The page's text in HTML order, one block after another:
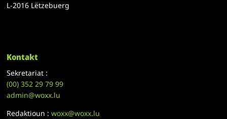
L-2016 Lëtzebuerg
Kontakt
Sekretariat :
(00)352 29 79 99
admin@woxx.lu
Redaktioun :woxx@woxx.lu